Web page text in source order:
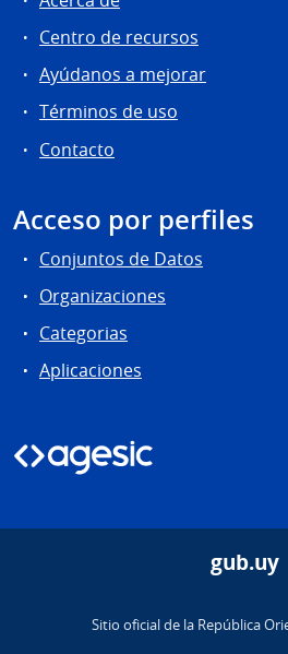
Centro de recursos
Ayúdanos a mejorar
Términos de uso
Contacto
Acceso por perfiles
Conjuntos de Datos
Organizaciones
Categorias
Aplicaciones
gub.uy
Sitio oficial de la República